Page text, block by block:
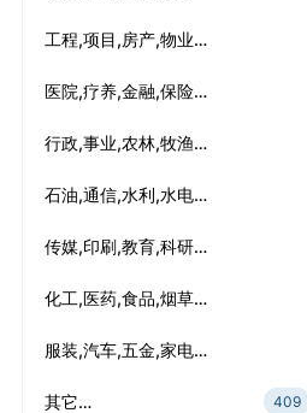
工程,项目,房产,物业…
医院,疗养,金融,保险…
行政,事业,农林,牧渔…
石油,通信,水利,水电…
传媒,印刷,教育,科研…
化工,医药,食品,烟草…
服装,汽车,五金,家电…
其它… 409